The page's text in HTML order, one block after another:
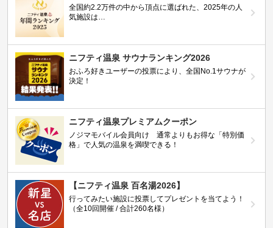
全国約2.2万件の中から頂点に選ばれた、2025年の人
気施設は…
ニフティ温泉 サウナランキング2026
おふろ好きユーザーの投票により、全国No.1サウナが
決定！
ニフティ温泉プレミアムクーポン
ノジマモバイル会員向け 通常よりもお得な「特別価
格」で人気の温泉を満喫できる！
【ニフティ温泉 百名湯2026】
行ってみたい施設に投票してプレゼントを当てよう！
（全10回開催 / 合計260名様）